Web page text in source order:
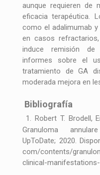
aunque requieren de
eficacia terapéutica.
como el adalimumab
en casos
induce remisión de
informes sobre el
tratamiento de GA
moderada mejora en
Bibliografía
1. Robert T. Brodell,
Granuloma
UpToDate; 2020.
com/contents/
clinical-manifestations-